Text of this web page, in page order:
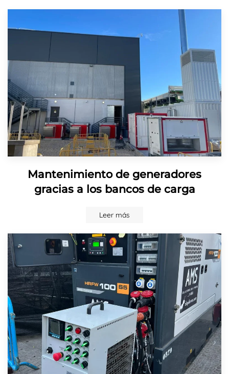
Mantenimiento de generadores
gracias a los bancos de carga
Leer más